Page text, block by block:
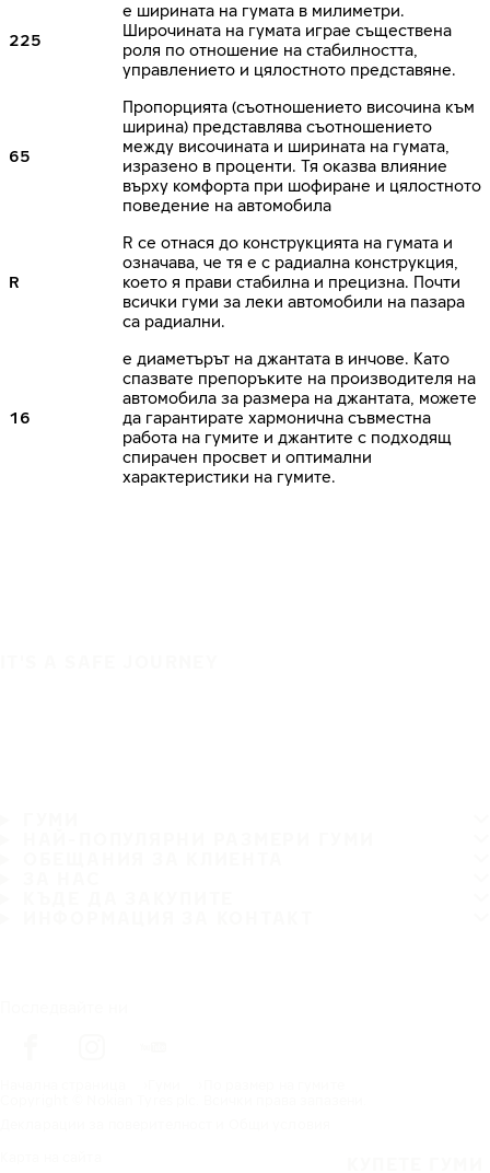
225
е ширината на гумата в милиметри.
Широчината на гумата играе съществена
роля по отношение на стабилността,
управлението и цялостното представяне.
65
Пропорцията (съотношението височина към
ширина) представлява съотношението
между височината и ширината на гумата,
изразено в проценти. Тя оказва влияние
върху комфорта при шофиране и цялостното
поведение на автомобила
R
R се отнася до конструкцията на гумата и
означава, че тя е с радиална конструкция,
което я прави стабилна и прецизна. Почти
всички гуми за леки автомобили на пазара
са радиални.
16
е диаметърът на джантата в инчове. Като
спазвате препоръките на производителя на
автомобила за размера на джантата, можете
да гарантирате хармонична съвместна
работа на гумите и джантите с подходящ
спирачен просвет и оптимални
характеристики на гумите.